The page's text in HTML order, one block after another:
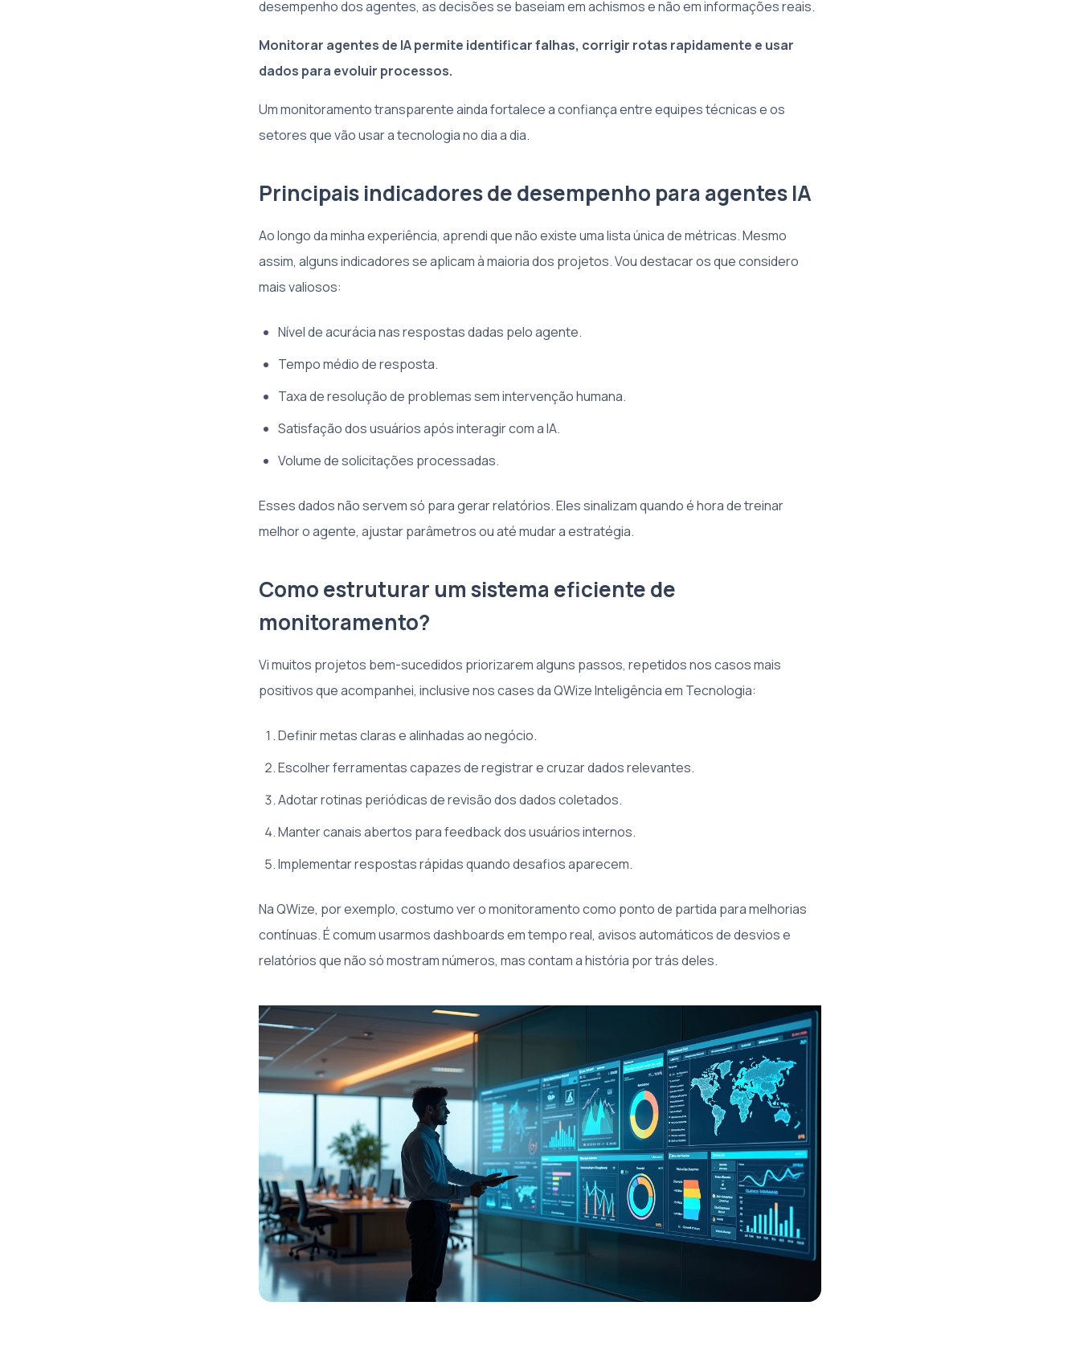
desempenho dos agentes, as decisões se baseiam em achismos e não em informações reais.
Monitorar agentes de IA permite identificar falhas, corrigir rotas rapidamente e usar
dados para evoluir processos.
Um monitoramento transparente ainda fortalece a confiança entre equipes técnicas e os
setores que vão usar a tecnologia no dia a dia.
Principais indicadores de desempenho para agentes IA
Ao longo da minha experiência, aprendi que não existe uma lista única de métricas. Mesmo
assim, alguns indicadores se aplicam à maioria dos projetos. Vou destacar os que considero
mais valiosos:
Nível de acurácia nas respostas dadas pelo agente.
Tempo médio de resposta.
Taxa de resolução de problemas sem intervenção humana.
Satisfação dos usuários após interagir com a IA.
Volume de solicitações processadas.
Esses dados não servem só para gerar relatórios. Eles sinalizam quando é hora de treinar
melhor o agente, ajustar parâmetros ou até mudar a estratégia.
Como estruturar um sistema eficiente de
monitoramento?
Vi muitos projetos bem-sucedidos priorizarem alguns passos, repetidos nos casos mais
positivos que acompanhei, inclusive nos cases da QWize Inteligência em Tecnologia:
Definir metas claras e alinhadas ao negócio.
Escolher ferramentas capazes de registrar e cruzar dados relevantes.
Adotar rotinas periódicas de revisão dos dados coletados.
Manter canais abertos para feedback dos usuários internos.
Implementar respostas rápidas quando desafios aparecem.
Na QWize, por exemplo, costumo ver o monitoramento como ponto de partida para melhorias
contínuas. É comum usarmos dashboards em tempo real, avisos automáticos de desvios e
relatórios que não só mostram números, mas contam a história por trás deles.